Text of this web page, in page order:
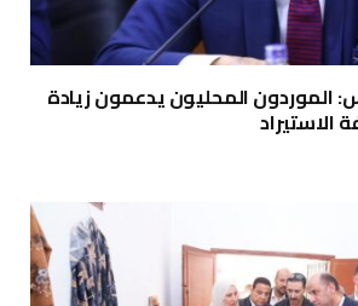
الموردون المحليون يدعمون زيادة
الاستيراد